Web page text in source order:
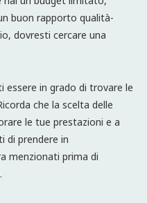
buon rapporto qualità-
dovresti cercare una
essere in grado di trovare le
che la scelta delle
le tue prestazioni e a
di prendere in
menzionati prima di